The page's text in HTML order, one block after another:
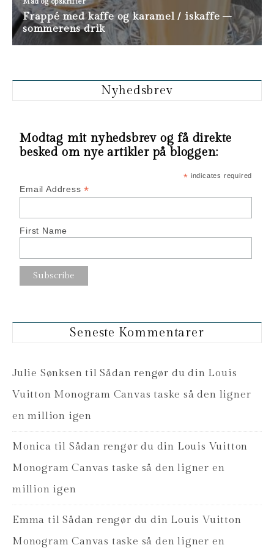
Nyhedsbrev
Modtag mit nyhedsbrev og få direkte
besked om nye artikler på bloggen:
* indicates required
Email Address*
First Name
Seneste Kommentarer
Julie Sønksen tilSådan rengør du din Louis
Vuitton Monogram Canvas taske så den ligner
en million igen
Monica til Sådan rengør du din Louis Vuitton
Monogram Canvas taske så den ligner en
million igen
Emma tilSådan rengør du din Louis Vuitton
Monogram Canvas taske så den ligner en